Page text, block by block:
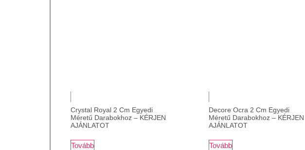
Crystal Royal 2 Cm Egyedi
Méretű Darabokhoz – KÉRJEN
AJÁNLATOT
Tovább
Decore Ocra 2 Cm Egyedi
Méretű Darabokhoz – KÉRJEN
AJÁNLATOT
Tovább